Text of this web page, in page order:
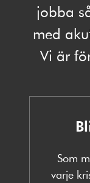
jobba
med
Vi är
Som
varje